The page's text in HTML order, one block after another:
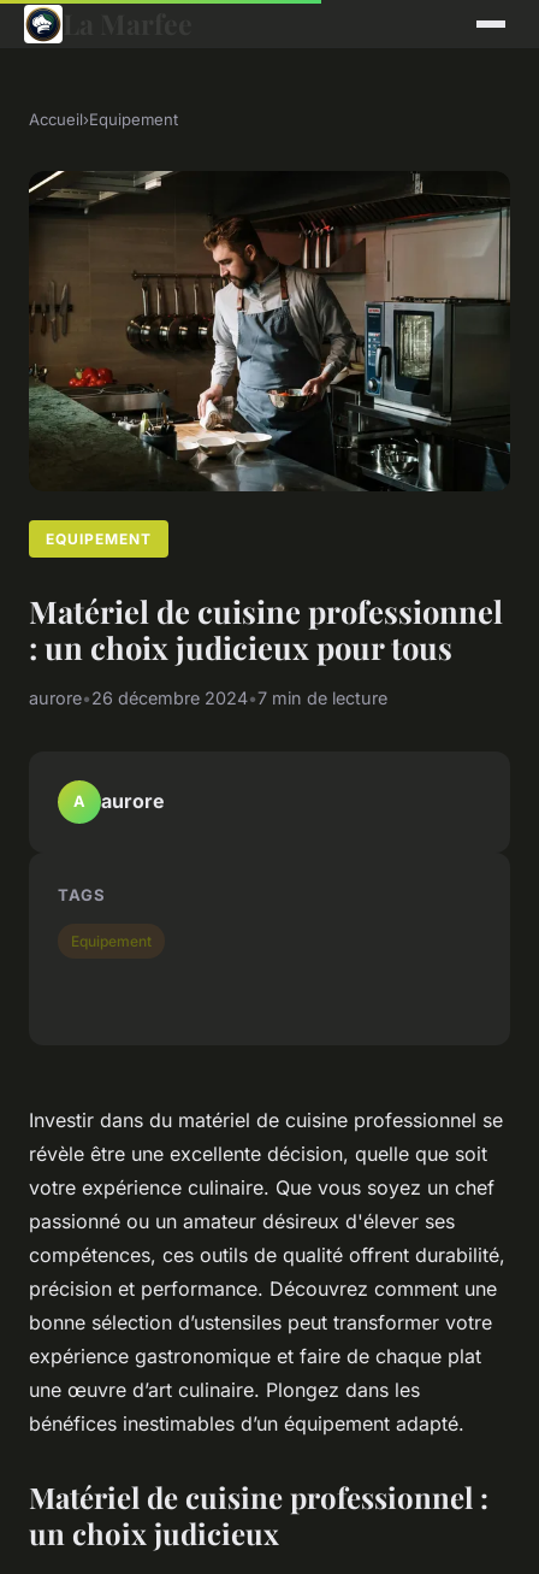
Accueil›Equipement
EQUIPEMENT
Matériel de cuisine professionnel
: un choix judicieux pour tous
aurore•26 décembre 2024•7 min de lecture
Investir dans du matériel de cuisine professionnel se
révèle être une excellente décision, quelle que soit
votre expérience culinaire. Que vous soyez un chef
passionné ou un amateur désireux d'élever ses
compétences, ces outils de qualité offrent durabilité,
précision et performance. Découvrez comment une
bonne sélection d’ustensiles peut transformer votre
expérience gastronomique et faire de chaque plat
une œuvre d’art culinaire. Plongez dans les
bénéfices inestimables d’un équipement adapté.
Matériel de cuisine professionnel :
un choix judicieux
A aurore
TAGS
Equipement